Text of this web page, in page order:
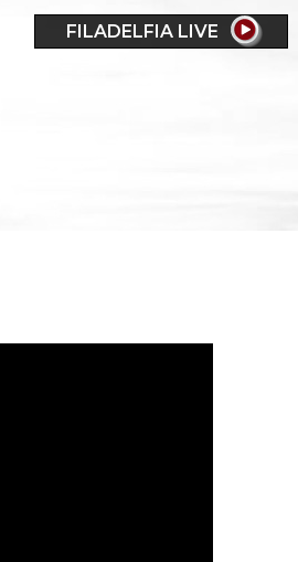
FILADELFIA LIVE